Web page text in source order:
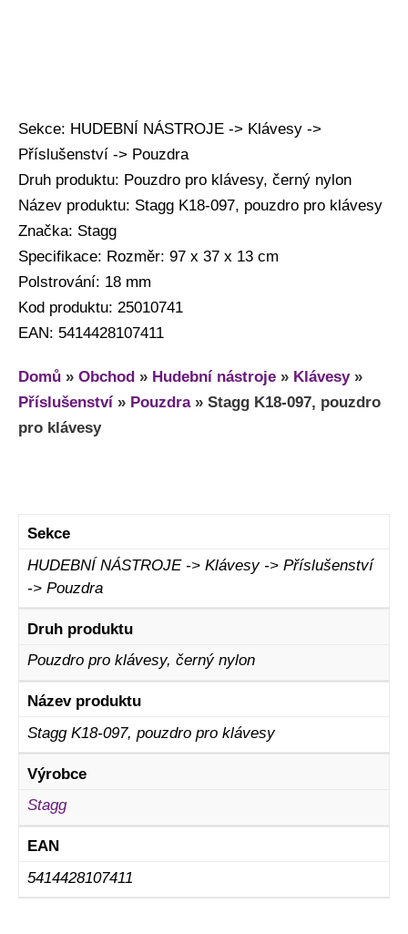
Sekce: HUDEBNÍ NÁSTROJE -> Klávesy ->
Příslušenství -> Pouzdra
Druh produktu: Pouzdro pro klávesy, černý nylon
Název produktu: Stagg K18-097, pouzdro pro klávesy
Značka: Stagg
Specifikace: Rozměr: 97 x 37 x 13 cm
Polstrování: 18 mm
Kod produktu: 25010741
EAN: 5414428107411
Domů » Obchod » Hudební nástroje » Klávesy»
Příslušenství » Pouzdra» Stagg K18-097, pouzdro
pro klávesy
Sekce
HUDEBNÍ NÁSTROJE -> Klávesy -> Příslušenství
-> Pouzdra
Druh produktu
Pouzdro pro klávesy, černý nylon
Název produktu
Stagg K18-097, pouzdro pro klávesy
Výrobce
Stagg
EAN
5414428107411